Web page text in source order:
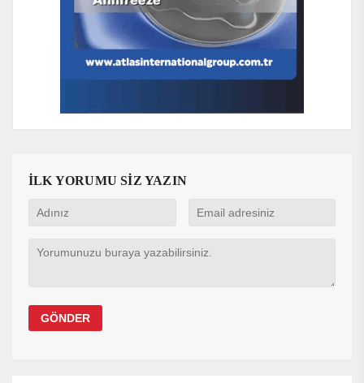
İLK YORUMU SİZ YAZIN